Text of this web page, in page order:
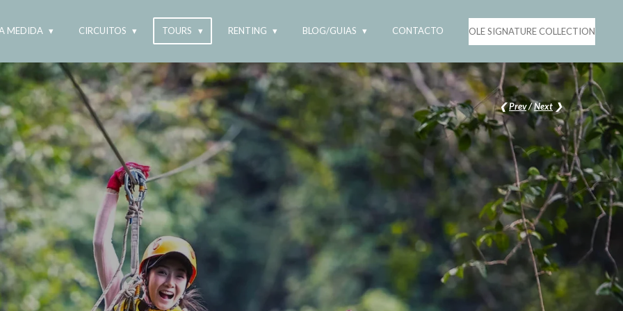
MEDIDA CIRCUITOS TOURS RENTING BLOG/GUIAS CONTACTO OLE SIGNATURE COLLECTION
❮Prev/Next❯